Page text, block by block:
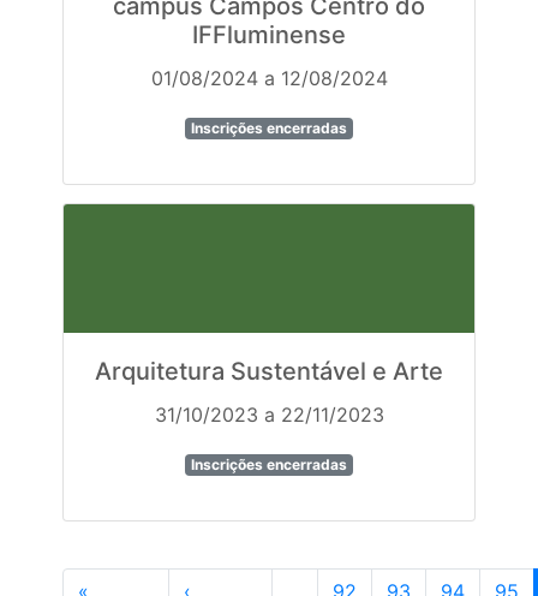
campus Campos Centro do
IFFluminense
01/08/2024 a 12/08/2024
Inscrições encerradas
Arquitetura Sustentável e Arte
31/10/2023 a 22/11/2023
Inscrições encerradas